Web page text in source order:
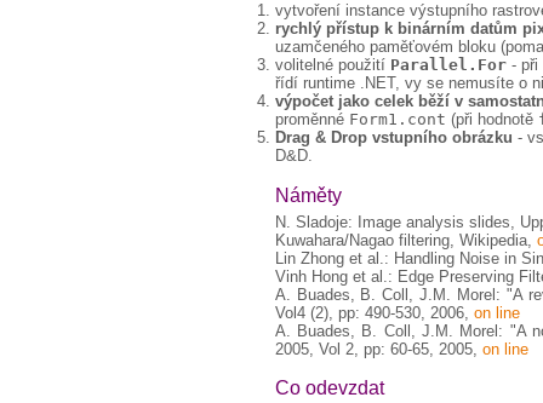
vytvoření instance výstupního
rychlý přístup k binárním datům
uzamčeného paměťovém bloku
volitelné použití Parallel.For- při
řídí runtime .NET, vy se nemusíte o
výpočet jako celek běží v
proměnné Form1.cont (při hodnotě
Drag & Drop vstupního obrázku -
D&D.
Náměty
N. Sladoje: Image analysis slides,
Kuwahara/Nagao filtering, Wikipedia,
Lin Zhong et al.: Handling Noise in
Vinh Hong et al.: Edge Preserving
A. Buades, B. Coll, J.M. Morel: "A
Vol4 (2), pp: 490-530, 2006, on line
A. Buades, B. Coll, J.M. Morel: "A
2005, Vol 2, pp: 60-65, 2005, on line
Co odevzdat